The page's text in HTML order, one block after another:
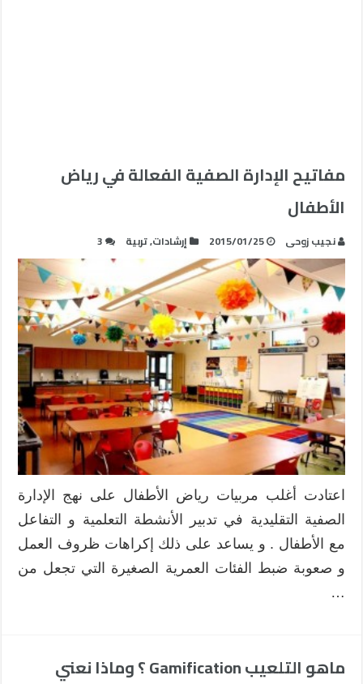
مفاتيح الإدارة الصفية الفعالة في رياض
الأطفال
نجيب زوحى 2015/01/25 إرشادات,تربية 3
اعتادت أغلب مربيات رياض الأطفال على نهج الإدارة
الصفية التقليدية في تدبير الأنشطة التعلمية و التفاعل
مع الأطفال . و يساعد على ذلك إكراهات ظروف العمل
و صعوبة ضبط الفئات العمرية الصغيرة التي تجعل من
…
ماهو التلعيب Gamification ؟ وماذا نعني